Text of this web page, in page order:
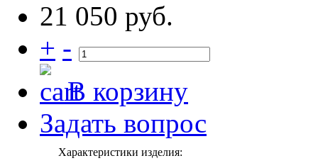
21 050 руб.
+ -
В корзину
Задать вопрос
Характеристики изделия: